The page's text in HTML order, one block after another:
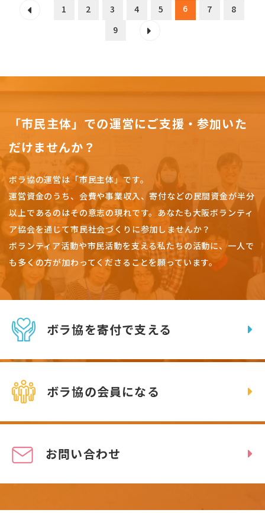
1 2 3 4 5 6 7
8
9
「市民主体」での運営にご支援・参加いた
だけませんか？
ボラ協の運営は「市民主体」です。
運営資金のうち、会費や事業収入、寄付などの民間資金が半分
以上であるのはその意志の現れです。 あなたも大阪ボランティ
ア協会を通じて市民社会づくりに参加しませんか？
ボランティア活動や市民活動を支える私たちの活動に、一人で
も多くの方が加わってくださることを願っています。
ボラ協を寄付で支える
ボラ協の会員になる
お問い合わせ